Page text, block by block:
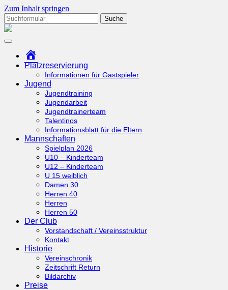
Zum Inhalt springen
Suchen
nach:tcottenhoefen.de
Platzreservierung
Informationen für Gastspieler
Jugend
Jugendtraining
Jugendarbeit
Jugendtrainerteam
Talentinos
Informationsblatt für die Eltern
Mannschaften
Spielplan 2026
U10 – Kinderteam
U12 – Kinderteam
U 15 weiblich
Damen 30
Herren 40
Herren
Herren 50
Der Club
Vorstandschaft / Vereinsstruktur
Kontakt
Historie
Vereinschronik
Zeitschrift Return
Bildarchiv
Preise